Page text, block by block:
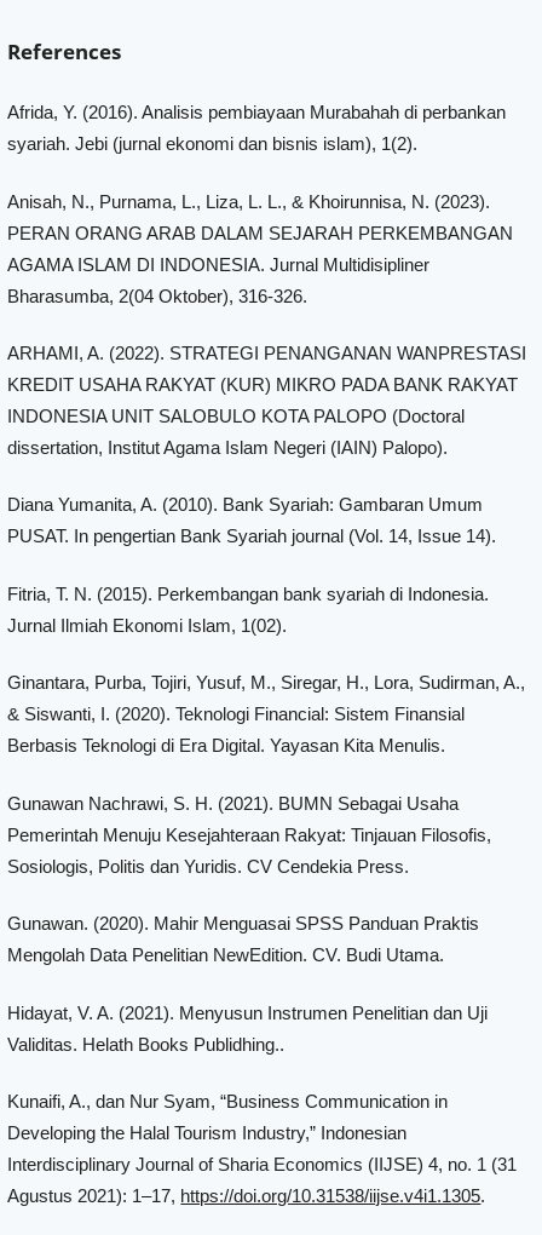
References
Afrida, Y. (2016). Analisis pembiayaan Murabahah di perbankan
syariah. Jebi (jurnal ekonomi dan bisnis islam), 1(2).
Anisah, N., Purnama, L., Liza, L. L., & Khoirunnisa, N. (2023).
PERAN ORANG ARAB DALAM SEJARAH PERKEMBANGAN
AGAMA ISLAM DI INDONESIA. Jurnal Multidisipliner
Bharasumba, 2(04 Oktober), 316-326.
ARHAMI, A. (2022). STRATEGI PENANGANAN WANPRESTASI
KREDIT USAHA RAKYAT (KUR) MIKRO PADA BANK RAKYAT
INDONESIA UNIT SALOBULO KOTA PALOPO (Doctoral
dissertation, Institut Agama Islam Negeri (IAIN) Palopo).
Diana Yumanita, A. (2010). Bank Syariah: Gambaran Umum
PUSAT. In pengertian Bank Syariah journal (Vol. 14, Issue 14).
Fitria, T. N. (2015). Perkembangan bank syariah di Indonesia.
Jurnal Ilmiah Ekonomi Islam, 1(02).
Ginantara, Purba, Tojiri, Yusuf, M., Siregar, H., Lora, Sudirman, A.,
& Siswanti, I. (2020). Teknologi Financial: Sistem Finansial
Berbasis Teknologi di Era Digital. Yayasan Kita Menulis.
Gunawan Nachrawi, S. H. (2021). BUMN Sebagai Usaha
Pemerintah Menuju Kesejahteraan Rakyat: Tinjauan Filosofis,
Sosiologis, Politis dan Yuridis. CV Cendekia Press.
Gunawan. (2020). Mahir Menguasai SPSS Panduan Praktis
Mengolah Data Penelitian NewEdition. CV. Budi Utama.
Hidayat, V. A. (2021). Menyusun Instrumen Penelitian dan Uji
Validitas. Helath Books Publidhing..
Kunaifi, A., dan Nur Syam, “Business Communication in
Developing the Halal Tourism Industry,” Indonesian
Interdisciplinary Journal of Sharia Economics (IIJSE) 4, no. 1 (31
Agustus 2021): 1–17, https://doi.org/10.31538/iijse.v4i1.1305.